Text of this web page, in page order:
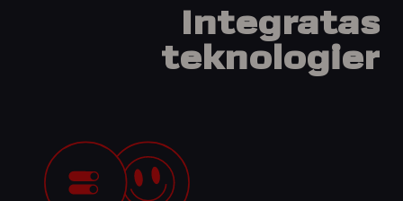
Integratas
teknologier